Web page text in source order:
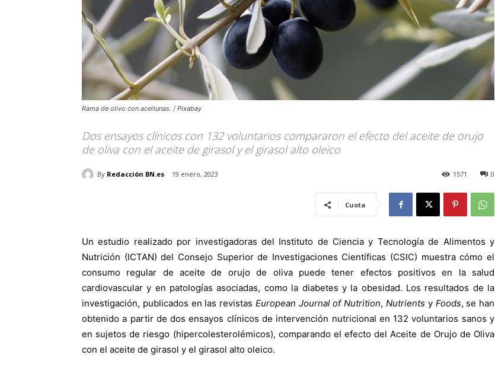
Rama de olivo con aceitunas. / Pixabay
Dos ensayos clínicos con 132 voluntarios compararon el efecto del aceite de orujo
de oliva con el aceite de girasol y el girasol alto oleico
By Redacción BN.es 19 enero, 2023 0
1571
Cuota
Un estudio realizado por investigadoras del Instituto de Ciencia y Tecnología de Alimentos y
Nutrición (ICTAN) del Consejo Superior de Investigaciones Científicas (CSIC) muestra cómo el
consumo regular de aceite de orujo de oliva puede tener efectos positivos en la salud
cardiovascular y en patologías asociadas, como la diabetes y la obesidad. Los resultados de la
investigación, publicados en las revistas European Journal of Nutrition, Nutrientsy Foods, se han
obtenido a partir de dos ensayos clínicos de intervención nutricional en 132 voluntarios sanos y
en sujetos de riesgo (hipercolesterolémicos), comparando el efecto del Aceite de Orujo de Oliva
con el aceite de girasol y el girasol alto oleico.